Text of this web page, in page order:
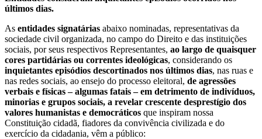
últimos dias.
As entidades signatárias abaixo nominadas, representativas da
sociedade civil organizada, no campo do Direito e das instituições
sociais, por seus respectivos Representantes, ao largo de quaisquer
cores partidárias ou correntes ideológicas, considerando os
inquietantes episódios descortinados nos últimos dias, nas ruas e
nas redes sociais, ao ensejo do processo eleitoral, de agressões
verbais e físicas – algumas fatais – em detrimento de indivíduos,
minorias e grupos sociais, a revelar crescente desprestígio dos
valores humanistas e democráticos que inspiram nossa
Constituição cidadã, fiadores da convivência civilizada e do
exercício da cidadania, vêm a público: